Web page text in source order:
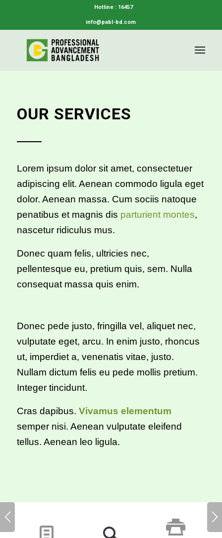
Hotline : 16457
info@pabl-bd.com
OUR SERVICES
Lorem ipsum dolor sit amet, consectetuer
adipiscing elit. Aenean commodo ligula eget
dolor. Aenean massa. Cum sociis natoque
penatibus et magnis dis parturient montes,
nascetur ridiculus mus.
Donec quam felis, ultricies nec,
pellentesque eu, pretium quis, sem. Nulla
consequat massa quis enim.
Donec pede justo, fringilla vel, aliquet nec,
vulputate eget, arcu. In enim justo, rhoncus
ut, imperdiet a, venenatis vitae, justo.
Nullam dictum felis eu pede mollis pretium.
Integer tincidunt.
Cras dapibus. Vivamus elementum
semper nisi. Aenean vulputate eleifend
tellus. Aenean leo ligula.